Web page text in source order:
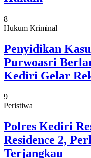
8
Hukum Kriminal
Penyidikan
Purwoasri
Kediri Gelar
9
Peristiwa
Polres Kediri
Residence 2,
Terjangkau